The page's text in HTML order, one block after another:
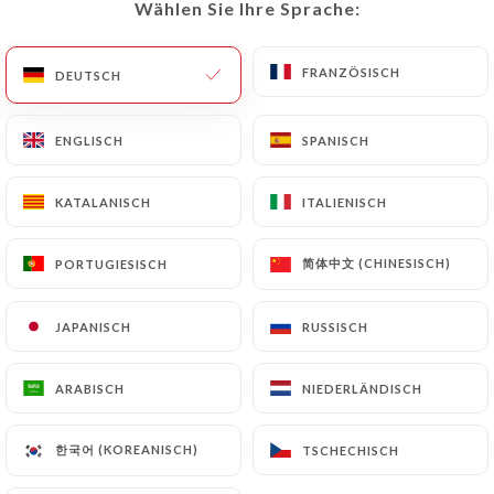
Wählen Sie Ihre Sprache:
DEUTSCH FRANZÖSISCH
ENGLISCH SPANISCH
KATALANISCH ITALIENISCH
PORTUGIESISCH 简体中文 (CHINESISCH)
JAPANISCH RUSSISCH
ARABISCH NIEDERLÄNDISCH
한국어 (KOREANISCH) TSCHECHISCH
START/KONTAKT
Doma
Wählen Sie Ihre Sprache:
DEUTSCH FRANZÖSISCH
ENGLISCH SPANISCH
KATALANISCH ITALIENISCH
PORTUGIESISCH 简体中文 (CHINESISCH)
JAPANISCH RUSSISCH
ARABISCH NIEDERLÄNDISCH
한국어 (KOREANISCH) TSCHECHISCH